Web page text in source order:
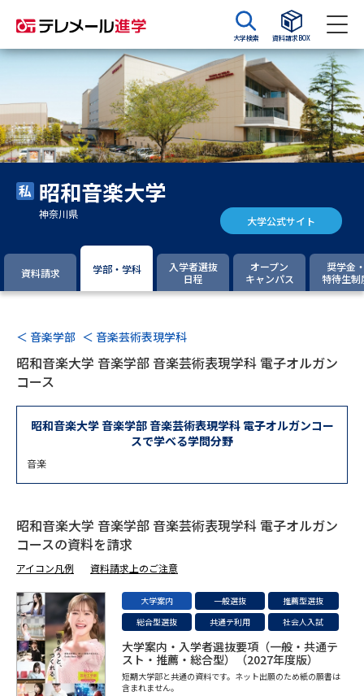
大学検索 資料請求BOX
資料請求 資料検索
大学・短大の資料種類から請求
大学パンフ
大学入学共通テスト利用選抜の
過去問題集
専門学校の資料請求 大学院の資料請求
留学・進学関連、塾・予備校
大学入学共通テスト「受験案
内」の請求
大学入学共通テスト「受験上の
配慮案内」の請求
高等学校（情報）教員資格認定
試験
大学研究 大学検索
大学で学べる内容や特徴を調べる
昭和音楽大学
神奈川県 大学公式サイト
資料請求 学部・学科
入学者選抜
日程
オープン
キャンパス
奨学金
特待生制
＜ 音楽学部 ＜ 音楽芸術表現学科
昭和音楽大学 音楽学部 音楽芸術表現学科 電子オルガン
コース
昭和音楽大学 音楽学部 音楽芸術表現学科 電子オルガンコー
スで学べる学問分野
音楽
昭和音楽大学 音楽学部 音楽芸術表現学科 電子オルガン
コースの資料を請求
アイコン凡例 資料請求上のご注意
大学案内 一般選抜
推薦型選抜
総合型選抜
共通テ利用 社会人入試
大学案内・入学者選抜要項（一般・共通テ
スト・推薦・総合型）（2027年度版）
短期大学部と共通の資料です。ネット出願のため紙の願書は
含まれません。